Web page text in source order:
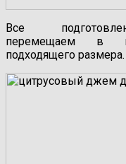
Все
перемещаем в
подходящего размера.